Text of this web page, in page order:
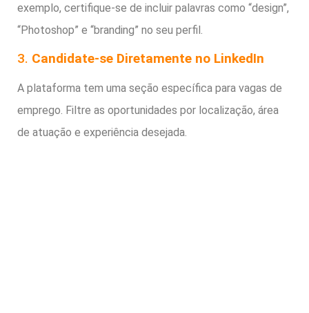
exemplo, certifique-se de incluir palavras como “design”,
“Photoshop” e “branding” no seu perfil.
3. Candidate-se Diretamente no LinkedIn
A plataforma tem uma seção específica para vagas de
emprego. Filtre as oportunidades por localização, área
de atuação e experiência desejada.